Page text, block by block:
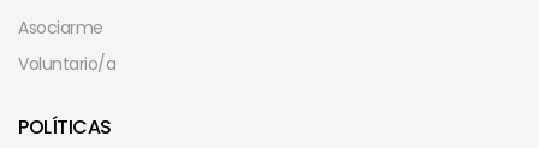
Asociarme
Voluntario/a
POLÍTICAS